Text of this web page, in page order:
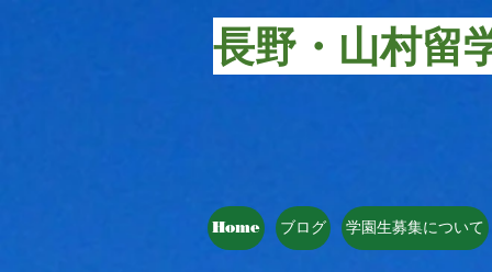
長野・山村
Home ブログ 学園生募集について